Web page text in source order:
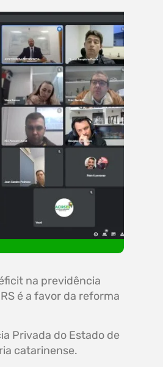
na previdência
é a favor da reforma
Privada do Estado de
catarinense.